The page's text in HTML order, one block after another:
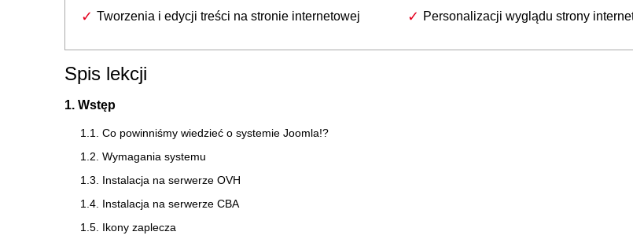
Tworzenia i edycji treści na stronie internetowej
Personalizacji wyglądu strony
Spis lekcji
1. Wstęp
1.1. Co powinniśmy wiedzieć o systemie Joomla!?
1.2. Wymagania systemu
1.3. Instalacja na serwerze OVH
1.4. Instalacja na serwerze CBA
1.5. Ikony zaplecza